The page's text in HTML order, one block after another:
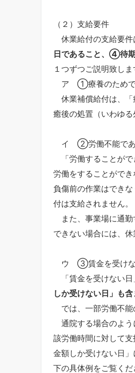
（２）支給要件
休業給付の支給要件
日であること、④待
１つずつご説明致しま
ア ①療養のためで
休業補償給付は、「
癒後の処置（いわゆ
イ ②労働不能であ
「労働することがで
労働をすることができ
負傷前の作業はでき
付は支給されません。
また、事業場に通勤
できない場合には、休
ウ ③賃金を受けな
「賃金を受けない日
しか受けない日」も
では、一部労働不能
通院する場合のよう
該労働時間に対して
金額しか受けない日
下の具体例をご覧くだ